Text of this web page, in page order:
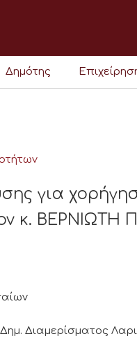
Δημότης
για
κ.
Διαμερίσματος